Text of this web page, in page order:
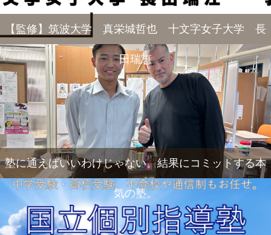
【監修】筑波大学 真栄城哲也 十文字女子大学 長
田瑞恵
塾に通えばいいわけじゃない。結果にコミットする本
気の塾。